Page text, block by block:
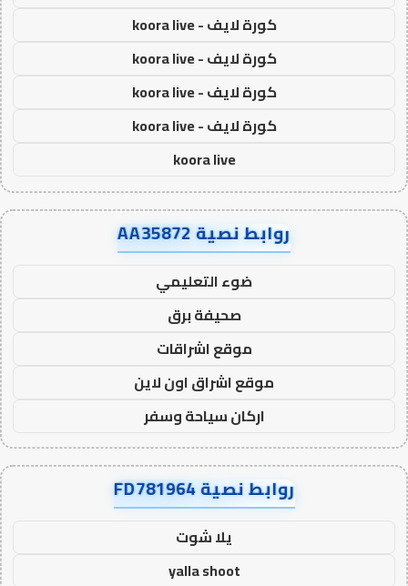
كورة لايف - koora live
كورة لايف - koora live
كورة لايف - koora live
كورة لايف - koora live
koora live
روابط نصية AA35872
ضوء التعليمي
صحيفة برق
موقع اشراقات
موقع اشراق اون لاين
اركان سياحة وسفر
روابط نصية FD781964
يلا شوت
yalla shoot